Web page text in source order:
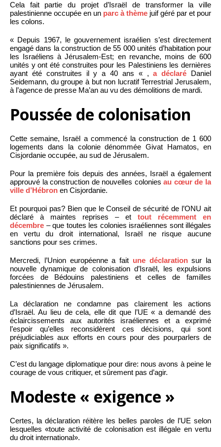
Cela fait partie du projet d’Israël de transformer la ville
palestinienne occupée en un parc à thème juif géré par et pour
les colons.
« Depuis 1967, le gouvernement israélien s’est directement
engagé dans la construction de 55 000 unités d’habitation pour
les Israéliens à Jérusalem-Est; en revanche, moins de 600
unités y ont été construites pour les Palestiniens les dernières
ayant été construites il y a 40 ans « ,a déclaré Daniel
Seidemann, du groupe à but non lucratif Terrestrial Jerusalem,
à l’agence de presse Ma’an au vu des démolitions de mardi.
Poussée de colonisation
Cette semaine, Israël a commencé la construction de 1 600
logements dans la colonie dénommée Givat Hamatos, en
Cisjordanie occupée, au sud de Jérusalem.
Pour la première fois depuis des années, Israël a également
approuvé la construction de nouvelles coloniesau cœur de la
ville d’Hébron en Cisjordanie.
Et pourquoi pas? Bien que le Conseil de sécurité de l’ONU ait
déclaré à maintes reprises – et tout récemment en
décembre – que toutes les colonies israéliennes sont illégales
en vertu du droit international, Israël ne risque aucune
sanctions pour ses crimes.
Mercredi, l’Union européenne a fait une déclarationsur la
nouvelle dynamique de colonisation d’Israël, les expulsions
forcées de Bédouins palestiniens et celles de familles
palestiniennes de Jérusalem.
La déclaration ne condamne pas clairement les actions
d’Israël. Au lieu de cela, elle dit que l’UE « a demandé des
éclaircissements aux autorités israéliennes et a exprimé
l’espoir qu’elles reconsidèrent ces décisions, qui sont
préjudiciables aux efforts en cours pour des pourparlers de
paix significatifs ».
C’est du langage diplomatique pour dire: nous avons à peine le
courage de vous critiquer, et sûrement pas d’agir.
Modeste « exigence »
Certes, la déclaration réitère les belles paroles de l’UE selon
lesquelles «toute activité de colonisation est illégale en vertu
du droit international».